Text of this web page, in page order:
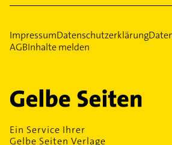
ImpressumDatenschutzerklärung
AGBInhalte melden
Ein Service Ihrer
Gelbe Seiten Verlage